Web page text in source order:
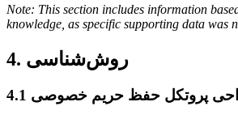
Note: This section includes information
knowledge, as specific supporting data was
4. روش‌شناسی
طراحی پروتکل حفظ حریم خصوصی